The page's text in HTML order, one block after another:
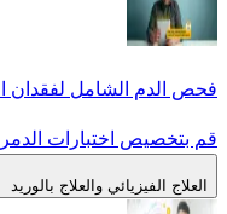
فحص الدم الشامل لفقدان
قم بتخصيص اختبارات الدم
العلاج الفيزيائي والعلاج بالوريد